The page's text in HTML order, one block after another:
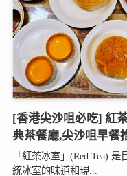
[香港尖沙咀必吃] 紅
典茶餐廳,尖沙咀早餐
「紅茶冰室」(Red Tea)
統冰室的味道和現...